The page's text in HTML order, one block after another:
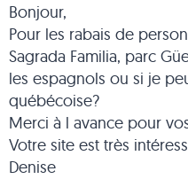
Bonjour,
Pour les rabais de
Sagrada Familia, parc
les espagnols ou si je
québécoise?
Merci à l avance pour
Votre site est très
Denise